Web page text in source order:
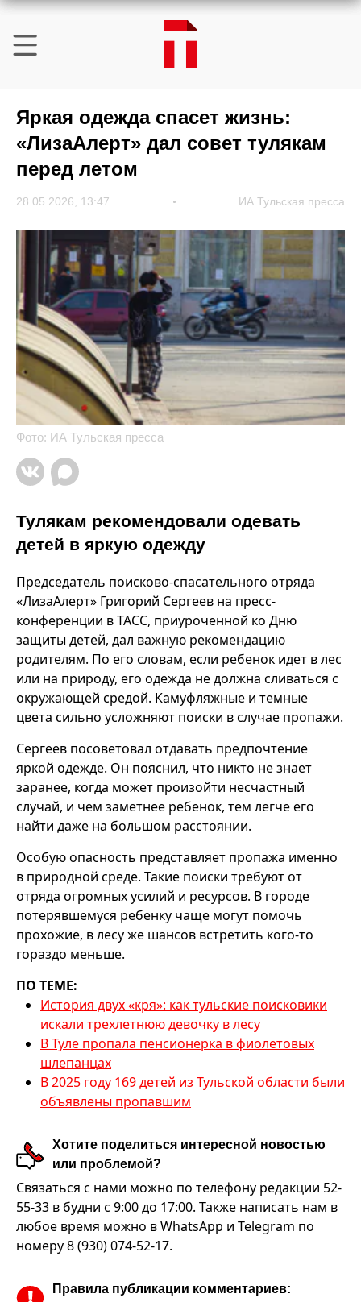
Яркая одежда спасет жизнь:
«ЛизаАлерт» дал совет тулякам
перед летом
28.05.2026, 13:47 ИА Тульская пресса
Фото: ИА Тульская пресса
Тулякам рекомендовали одевать
детей в яркую одежду
Председатель поисково-спасательного отряда
«ЛизаАлерт» Григорий Сергеев на пресс-
конференции в ТАСС, приуроченной ко Дню
защиты детей, дал важную рекомендацию
родителям. По его словам, если ребенок идет в лес
или на природу, его одежда не должна сливаться с
окружающей средой. Камуфляжные и темные
цвета сильно усложняют поиски в случае пропажи.
Сергеев посоветовал отдавать предпочтение
яркой одежде. Он пояснил, что никто не знает
заранее, когда может произойти несчастный
случай, и чем заметнее ребенок, тем легче его
найти даже на большом расстоянии.
Особую опасность представляет пропажа именно
в природной среде. Такие поиски требуют от
отряда огромных усилий и ресурсов. В городе
потерявшемуся ребенку чаще могут помочь
прохожие, в лесу же шансов встретить кого-то
гораздо меньше.
ПО ТЕМЕ:
История двух «кря»: как тульские поисковики
искали трехлетнюю девочку в лесу
В Туле пропала пенсионерка в фиолетовых
шлепанцах
В 2025 году 169 детей из Тульской области были
объявлены пропавшим
Хотите поделиться интересной новостью
или проблемой?
Связаться с нами можно по телефону редакции 52-
55-33 в будни с 9:00 до 17:00. Также написать нам в
любое время можно в WhatsApp и Telegram по
номеру 8 (930) 074-52-17.
Правила публикации комментариев: